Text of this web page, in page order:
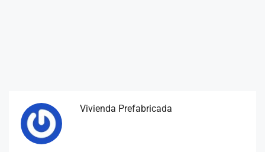
Vivienda Prefabricada